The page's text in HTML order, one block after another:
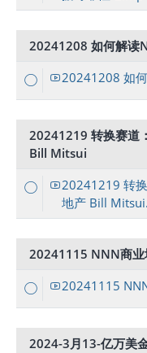
20241208 如何解读
20241208 如
20241219 转换赛道
Bill Mitsui
20241219 转
地产 Bill
20241115 NNN商业
20241115
2024-3月13-亿万美